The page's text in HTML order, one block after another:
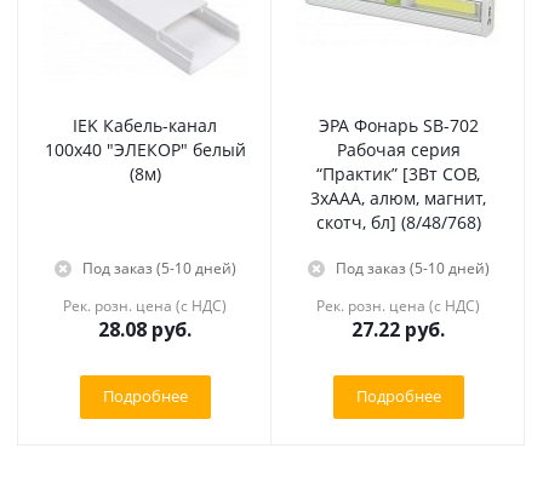
IEK Кабель-канал
100х40 "ЭЛЕКОР" белый
(8м)
Под заказ (5-10 дней)
Рек. розн. цена (с НДС)
28.08 руб.
Подробнее
ЭРА Фонарь SB-702
Рабочая серия
“Практик” [3Вт COB,
3хААА, алюм, магнит,
скотч, бл] (8/48/768)
Под заказ (5-10 дней)
Рек. розн. цена (с НДС)
27.22 руб.
Подробнее